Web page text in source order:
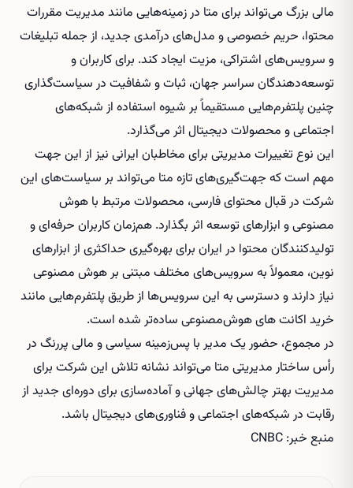
مالی بزرگ می‌تواند برای متا در زمینه‌هایی مانند مدیریت مقررات
محتوا، حریم خصوصی و مدل‌های درآمدی جدید، از جمله تبلیغات
و سرویس‌های اشتراکی، مزیت ایجاد کند. برای کاربران و
توسعه‌دهندگان سراسر جهان، ثبات و شفافیت در سیاست‌گذاری
چنین پلتفرم‌هایی مستقیماً بر شیوه استفاده از شبکه‌های
اجتماعی و محصولات دیجیتال اثر می‌گذارد.
این نوع تغییرات مدیریتی برای مخاطبان ایرانی نیز از این جهت
مهم است که جهت‌گیری‌های تازه متا می‌تواند بر سیاست‌های این
شرکت در قبال محتوای فارسی، محصولات مرتبط با هوش
مصنوعی و ابزارهای توسعه اثر بگذارد. هم‌زمان کاربران حرفه‌ای و
تولیدکنندگان محتوا در ایران برای بهره‌گیری حداکثری از ابزارهای
نوین، معمولاً به سرویس‌های مختلف مبتنی بر هوش مصنوعی
نیاز دارند و دسترسی به این سرویس‌ها از طریق پلتفرم‌هایی مانند
خرید اکانت های هوش‌مصنوعی ساده‌تر شده است.
در مجموع، حضور یک مدیر با پس‌زمینه سیاسی و مالی پررنگ در
رأس ساختار مدیریتی متا می‌تواند نشانه تلاش این شرکت برای
مدیریت بهتر چالش‌های جهانی و آماده‌سازی برای دوره‌ای جدید از
رقابت در شبکه‌های اجتماعی و فناوری‌های دیجیتال باشد.
منبع خبر: CNBC